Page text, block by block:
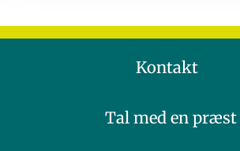
Kontakt
Tal med en præst